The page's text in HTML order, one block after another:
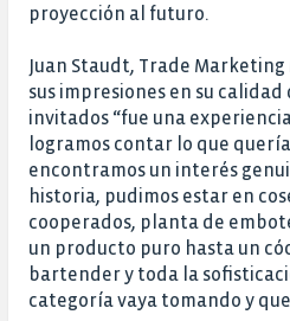
proyección al futuro.
Juan Staudt, Trade
sus impresiones en su
invitados “fue una
logramos contar lo que
encontramos un interés
historia, pudimos estar en
cooperados, planta de
un producto puro hasta un
bartender y toda la
categoría vaya tomando y